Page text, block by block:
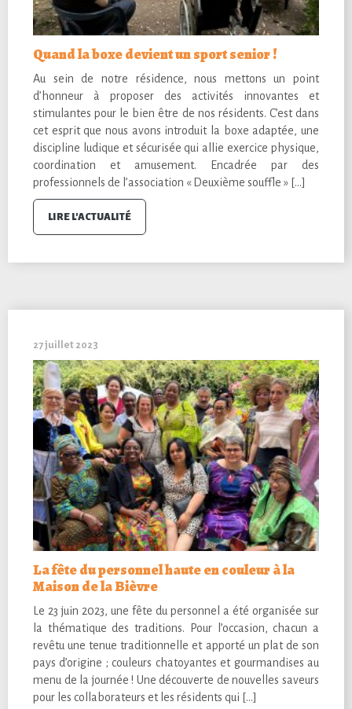
Quand la boxe devient un sport senior !
Au sein de notre résidence, nous mettons un point
d’honneur à proposer des activités innovantes et
stimulantes pour le bien être de nos résidents. C’est dans
cet esprit que nous avons introduit la boxe adaptée, une
discipline ludique et sécurisée qui allie exercice physique,
coordination et amusement. Encadrée par des
professionnels de l’association « Deuxième souffle » […]
LIRE L'ACTUALITÉ
27 juillet 2023
La fête du personnel haute en couleur à la
Maison de la Bièvre
Le 23 juin 2023, une fête du personnel a été organisée sur
la thématique des traditions. Pour l’occasion, chacun a
revêtu une tenue traditionnelle et apporté un plat de son
pays d’origine ; couleurs chatoyantes et gourmandises au
menu de la journée ! Une découverte de nouvelles saveurs
pour les collaborateurs et les résidents qui […]